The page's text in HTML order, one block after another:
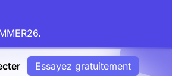
Essayez gratuitement